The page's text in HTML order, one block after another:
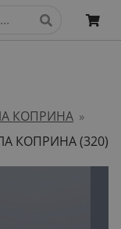
КОПРИНА »
КОПРИНА (320)